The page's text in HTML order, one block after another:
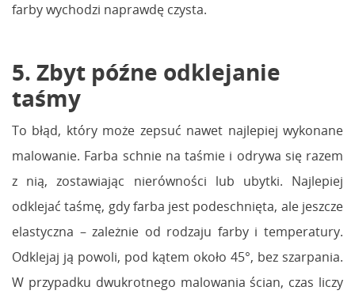
farby wychodzi naprawdę czysta.
5. Zbyt późne odklejanie
taśmy
To błąd, który może zepsuć nawet najlepiej wykonane
malowanie. Farba schnie na taśmie i odrywa się razem
z nią, zostawiając nierówności lub ubytki. Najlepiej
odklejać taśmę, gdy farba jest podeschnięta, ale jeszcze
elastyczna – zależnie od rodzaju farby i temperatury.
Odklejaj ją powoli, pod kątem około 45°, bez szarpania.
W przypadku dwukrotnego malowania ścian, czas liczy